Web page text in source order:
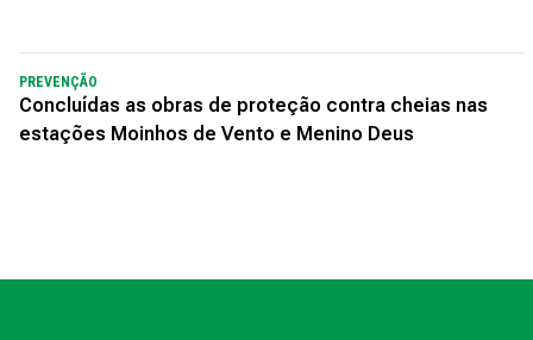
PREVENÇÃO
Concluídas as obras de proteção contra cheias nas
estações Moinhos de Vento e Menino Deus